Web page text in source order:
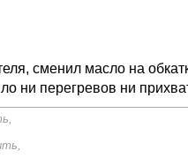
сменил масло на
ни перегревов ни